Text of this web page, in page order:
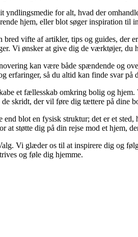
for alt, hvad der
hjem, eller blot søger inspiration
vifte af artikler, tips og guides, der
Vi ønsker at give dig de værktøjer, du
kan være både spændende og
erfaringer, så du altid kan finde svar på
et fællesskab omkring bolig og
skridt, der vil føre dig tættere på dine
end blot en fysisk struktur; det er et
at støtte dig på din rejse mod et hjem,
Vi glæder os til at inspirere dig og
og føle dig hjemme.